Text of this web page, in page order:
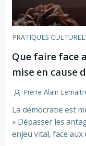
PRATIQUES
Que faire face
mise en cause
Pierre Alain
La démocratie est
« Dépasser les
enjeu vital, face